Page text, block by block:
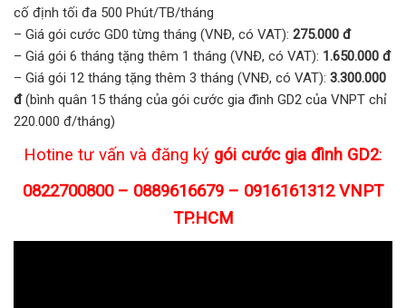
cố định tối đa 500 Phút/TB/tháng
– Giá gói cước GD0 từng tháng (VNĐ, có VAT): 275.000 đ
– Giá gói 6 tháng tặng thêm 1 tháng (VNĐ, có VAT): 1.650.000 đ
– Giá gói 12 tháng tặng thêm 3 tháng (VNĐ, có VAT): 3.300.000
đ(bình quân 15 tháng của gói cước gia đình GD2 của VNPT chỉ
220.000 đ/tháng)
Hotine tư vấn và đăng ký gói cước gia đình GD2:
0822700800 – 0889616679 – 0916161312 VNPT
TP.HCM